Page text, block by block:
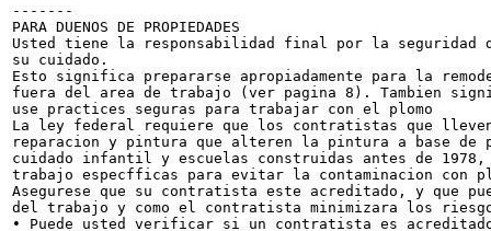
-------
PARA DUENOS DE PROPIEDADES
Usted tiene la responsabilidad final por la
su cuidado.
Esto significa prepararse apropiadamente para la
fuera del area de trabajo (ver pagina 8). Tambien
use practices seguras para trabajar con el plomo
La ley federal requiere que los contratistas que lleven
reparacion y pintura que alteren la pintura a base de
cuidado infantil y escuelas construidas antes de
trabajo especfficas para evitar la contaminacion con
Asegurese que su contratista este acreditado, y que
del trabajo y como el contratista minimizara los
• Puede usted verificar si un contratista es